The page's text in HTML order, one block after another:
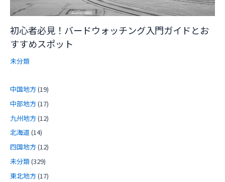
初心者必見！バードウォッチング入門ガイドとお
すすめスポット
未分類
中国地方(19)
中部地方(17)
九州地方(12)
北海道 (14)
四国地方(12)
未分類(329)
東北地方(17)